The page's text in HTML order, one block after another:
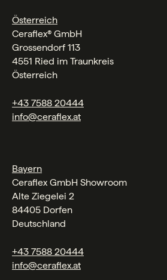
Österreich
Ceraflex® GmbH
Grossendorf 113
4551 Ried im Traunkreis
Österreich
+43 7588 20444
info@ceraflex.at
Bayern
Ceraflex GmbH Showroom
Alte Ziegelei 2
84405 Dorfen
Deutschland
+43 7588 20444
info@ceraflex.at